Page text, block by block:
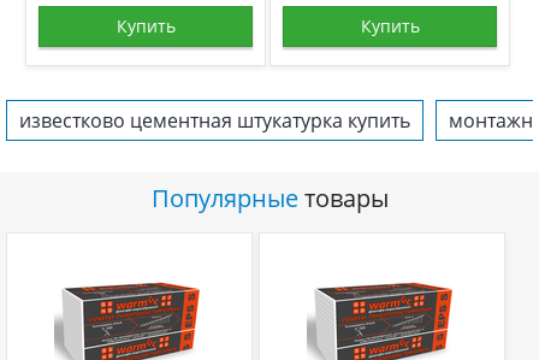
Купить Купить
известково цементная штукатурка купить
Популярныетовары